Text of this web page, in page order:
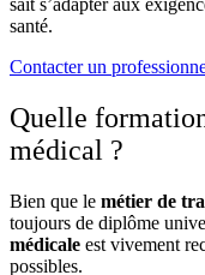
santé.
Contacter un
Quelle
médical ?
Bien que le métier de
toujours de diplôme
médicale est vivement
possibles.